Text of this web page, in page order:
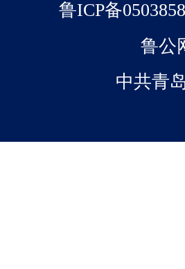
鲁ICP备
鲁公
中共青